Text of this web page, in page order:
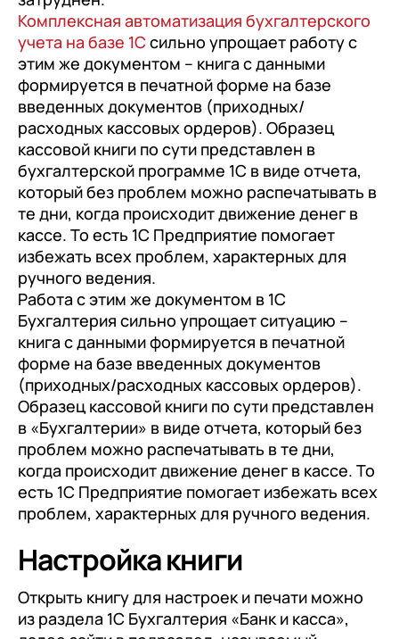
Комплексная автоматизация бухгалтерского
учета на базе 1Ссильно упрощает работу с
этим же документом – книга с данными
формируется в печатной форме на базе
введенных документов (приходных/
расходных кассовых ордеров). Образец
кассовой книги по сути представлен в
бухгалтерской программе 1C в виде отчета,
который без проблем можно распечатывать в
те дни, когда происходит движение денег в
кассе. То есть 1С Предприятие помогает
избежать всех проблем, характерных для
ручного ведения.
Работа с этим же документом в 1С
Бухгалтерия сильно упрощает ситуацию –
книга с данными формируется в печатной
форме на базе введенных документов
(приходных/расходных кассовых ордеров).
Образец кассовой книги по сути представлен
в «Бухгалтерии» в виде отчета, который без
проблем можно распечатывать в те дни,
когда происходит движение денег в кассе. То
есть 1С Предприятие помогает избежать всех
проблем, характерных для ручного ведения.
Настройка книги
Открыть книгу для настроек и печати можно
из раздела 1С Бухгалтерия «Банк и касса»,
Переход с Terrasoft CRM на 1С:CRM или
1С-Битрикс 24
документооборот (КЭДО)
1С:Кабинет сотрудника
Внутренний документооборот (СЭД)
1С:Документооборот 8
Управление финансами (FRP)
1С:Управление холдингом
WA:Финансист
Отраслевые решения
Легкая логистика
Бизнес-аналитика (BI)
1С:Аналитика
Управление взаимоотношениями с
клиентами (CRM)
1С:CRM
Лицензии 1С
Сервисы 1С
1С:Контрагент
1С-Отчетность
Прочие отрасли
Контакты
Релокация
Грейды
Истории успеха
Отзывы сотрудников